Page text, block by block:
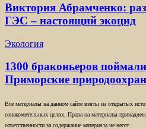
Виктория Абрамченко:
ГЭС – настоящий экоцид
Экология
1300 браконьеров
Приморские
Все материалы на данном сайте взяты из открытых
ознакомительных целях. Права на материалы
ответственности за содержание материала не несет.